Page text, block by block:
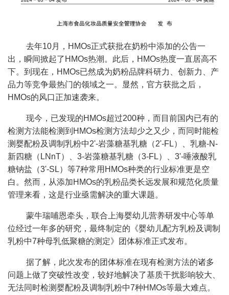
去年10月，HMOs正式获批在奶粉中添加的公告一
出，瞬间掀起了HMOs热潮。此后，HMOs热度一直居高不
下。到现在，HMOs已然成为奶粉品牌科研力、创新力、产
品力等竞争最热门的领域之一。显然，官方获批之后，
HMOs的风口正加速袭来。
现今，已发现的HMOs超过200种，而目前国内已有的
检测方法能检测到HMOs检测方法却少之又少，而同时能检
测婴配粉及调制乳粉中2'-岩藻糖基乳糖（2'-FL）、乳糖-N-
新四糖（LNnT）、3-岩藻糖基乳糖（3-FL）、3'-唾液酸乳
糖钠盐（3'-SL）等7种常用HMOs种类的行业标准更是空
白。然而，从添加HMOs的乳粉品类长远发展和规范化质量
管理来看，这是行业亟需解决的重大课题。
蒙牛瑞哺恩牵头，联合上海婴幼儿营养研发中心等单
位经过一年多的研究，最终制定的《婴幼儿配方乳粉及调制
乳粉中7种母乳低聚糖的测定》团体标准正式发布。
据了解，此次发布的团体标准在现有检测方法的诸多
问题上做了突破性改变，较好地解决了基质干扰影响较大、
无法同时检测婴配粉及调制乳粉中7种HMOs等最大难点。